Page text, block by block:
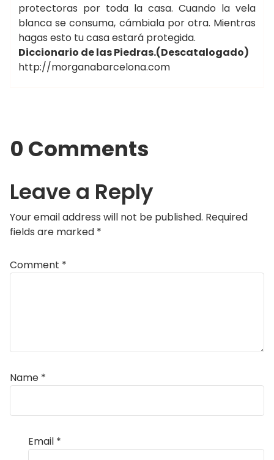
protectoras por toda la casa. Cuando la vela
blanca se consuma, cámbiala por otra. Mientras
hagas esto tu casa estará protegida.
Diccionario de las Piedras.(Descatalogado)
http://morganabarcelona.com
0 Comments
Leave a Reply
Your email address will not be published. Required
fields are marked *
Comment *
Name *
Email *